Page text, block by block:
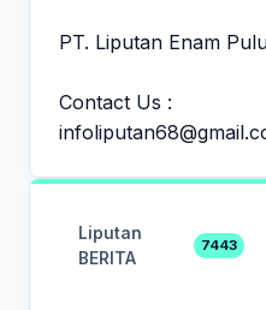
PT. Liputan Enam
Contact Us :
Liputan
BERITA
7443